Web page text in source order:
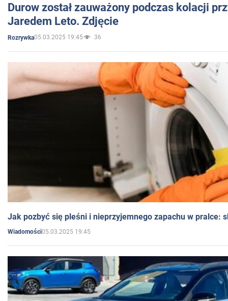
Durow został zauważony podczas kolacji
Jaredem Leto. Zdjęcie
Rozrywka05.03.2025 19:45 36
Jak pozbyć się pleśni i nieprzyjemnego zapachu w pralce:
Wiadomości05.03.2025 19:45